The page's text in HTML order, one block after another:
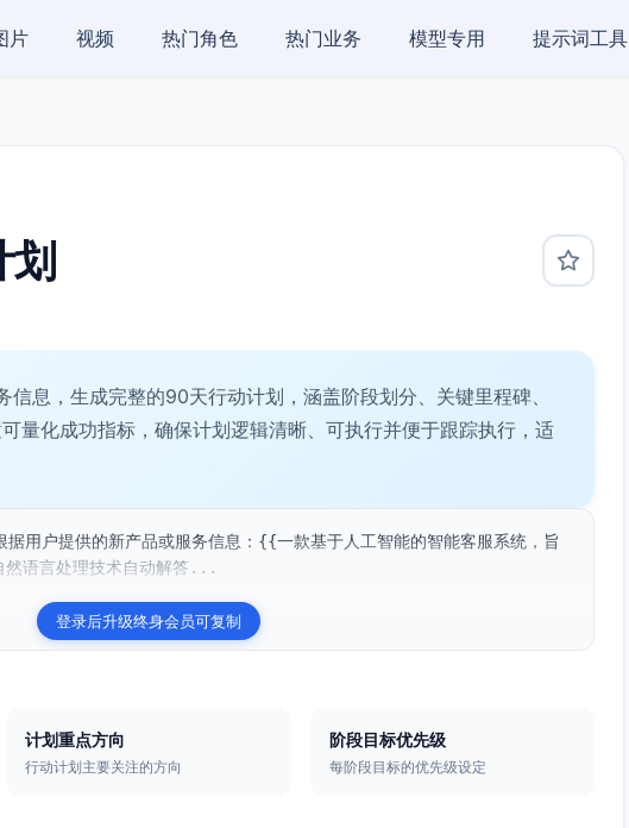
片 视频 热门角色 热门业务 模型专用 提示词工具
信息，生成完整的90天行动计划，涵盖阶段划分、关键里程碑、
量化成功指标，确保计划逻辑清晰、可执行并便于跟踪执行，适
据用户提供的新产品或服务信息：{{一款基于人工智能的智能客服系统，旨
然语言处理技术自动解答...
登录后升级终身会员可复制
计划重点方向
行动计划主要关注的方向
阶段目标优先级
每阶段目标的优先级设定